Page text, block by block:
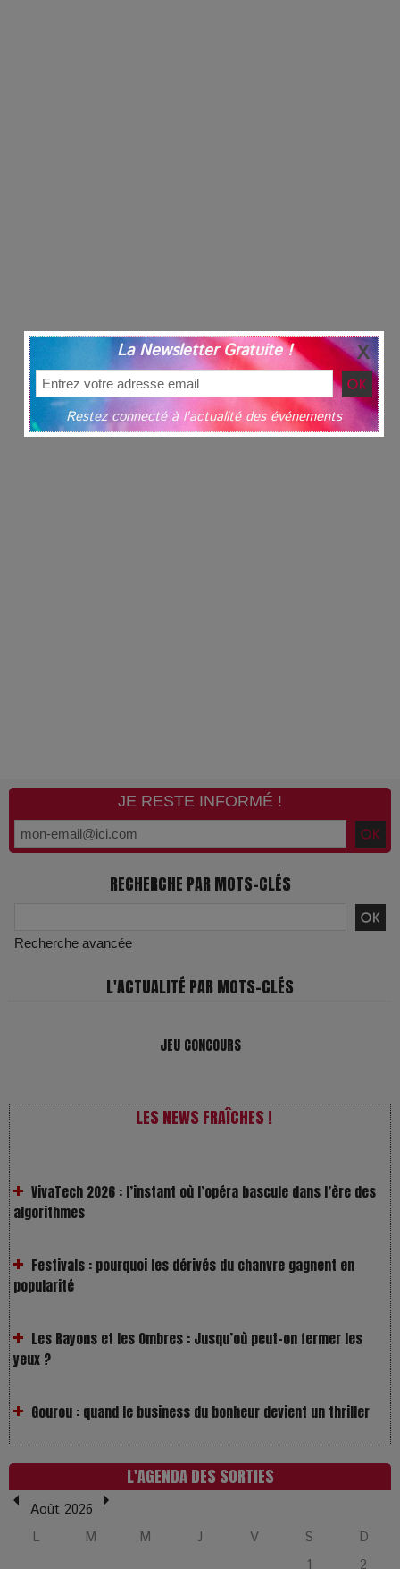
JE RESTE INFORMÉ !
RECHERCHE PAR MOTS-CLÉS
Recherche avancée
L'ACTUALITÉ PAR MOTS-CLÉS
JEU CONCOURS
LES NEWS FRAÎCHES !
Festivals : pourquoi les dérivés du chanvre gagnent en
Les Rayons et les Ombres : Jusqu’où peut-on fermer les
Gourou : quand le business du bonheur devient un thriller
LOL 2.0 : aimer, grandir et se comprendre à l’ère des
L’Affaire Bojarski : entre faux billets et vraie tragédie
humaine
L’or blanc à la croisée des chemins : Rumilly interroge
L'AGENDA DES SORTIES
Août 2026
L
M M J V S
D
1
2
La Newsletter Gratuite !
Restez connecté à l'actualité des événements